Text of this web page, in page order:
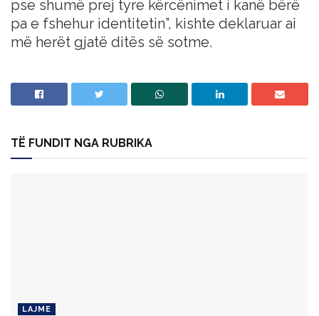
pse shumë prej tyre kërcënimet i kanë bërë
pa e fshehur identitetin”, kishte deklaruar ai
më herët gjatë ditës së sotme.
TË FUNDIT NGA RUBRIKA
LAJME